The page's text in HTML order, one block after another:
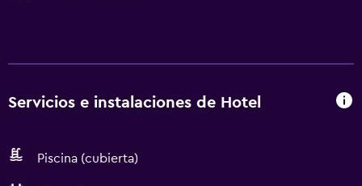
Servicios e instalaciones de Hotel
Piscina (cubierta)